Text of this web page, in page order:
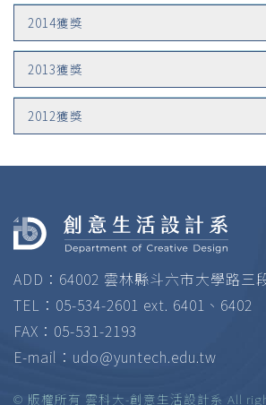
2014獲獎
2013獲獎
2012獲獎
ADD：64002 雲林縣斗六市大學路三
TEL：05-534-2601 ext. 6401、6402
FAX：05-531-2193
E-mail： udo@yuntech.edu.tw
© 版權所有 雲科大-創意生活設計系 All